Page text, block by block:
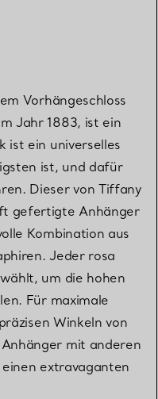
Vorhängeschloss
Jahr 1883, ist ein
ist ein universelles
ist, und dafür
Dieser von Tiffany
gefertigte Anhänger
Kombination aus
Jeder rosa
um die hohen
Für maximale
Winkeln von
mit anderen
extravaganten